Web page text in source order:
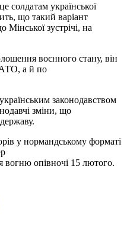
солдатам української
що такий варіант
зустрічі, на
воєнного стану, він
АТО, а й по
законодавством
зміни, що
у нормандському форматі
опівночі 15 лютого.